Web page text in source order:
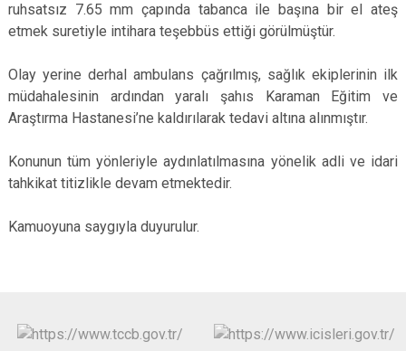
ruhsatsız 7.65 mm çapında tabanca ile başına bir el ateş
etmek suretiyle intihara teşebbüs ettiği görülmüştür.
Olay yerine derhal ambulans çağrılmış, sağlık ekiplerinin ilk
müdahalesinin ardından yaralı şahıs Karaman Eğitim ve
Araştırma Hastanesi’ne kaldırılarak tedavi altına alınmıştır.
Konunun tüm yönleriyle aydınlatılmasına yönelik adli ve idari
tahkikat titizlikle devam etmektedir.
Kamuoyuna saygıyla duyurulur.